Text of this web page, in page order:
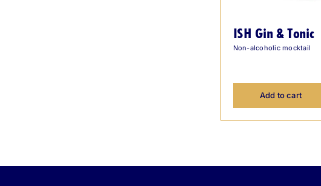
ISH Gin & Tonic
Non-alcoholic mocktail
Add to cart